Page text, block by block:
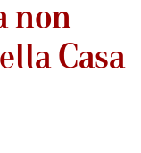
non
Casa